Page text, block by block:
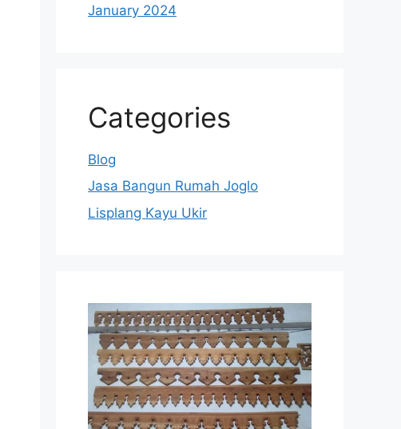
January 2024
Categories
Blog
Jasa Bangun Rumah Joglo
Lisplang Kayu Ukir